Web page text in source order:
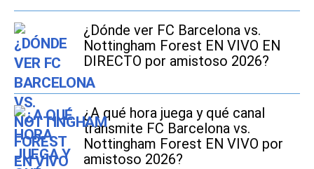
¿Dónde ver FC Barcelona vs.
Nottingham Forest EN VIVO EN
DIRECTO por amistoso 2026?
¿A qué hora juega y qué canal
transmite FC Barcelona vs.
Nottingham Forest EN VIVO por
amistoso 2026?